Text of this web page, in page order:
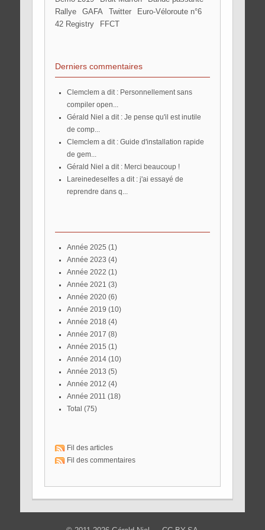
Rallye
GAFA Twitter
Euro-Véloroute n°6
42 Registry
FFCT
Derniers commentaires
Clemclem a dit : Personnellement sans
compiler open...
Gérald Niel a dit : Je pense qu'il est inutile
de comp...
Clemclem a dit : Guide d'installation rapide
de gem...
Gérald Niel a dit : Merci beaucoup !
reprendre dans q...
année 2025 (1)
année 2023 (4)
année 2022 (1)
année 2021 (3)
année 2020(6)
année 2019 (10)
année 2018 (4)
année 2017 (8)
année 2015 (1)
année 2014(10)
année 2013 (5)
année 2012 (4)
année 2011 (18)
total (75)
Fil des articles
Fil des commentaires